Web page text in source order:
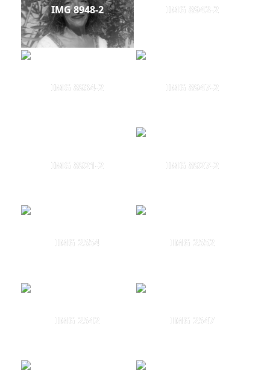
IMG 8948-2 IMG 8942-2
IMG 8934-2 IMG 8947-2
IMG 8921-2 IMG 8927-2
IMG 2554 IMG 2552
IMG 2542 IMG 2547